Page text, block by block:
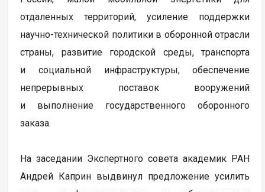
отдаленных территорий, усиление поддержки
научно-технической политики в оборонной отрасли
страны, развитие городской среды, транспорта
и социальной инфраструктуры, обеспечение
непрерывных поставок вооружений
и выполнение государственного оборонного
заказа.
На заседании Экспертного совета академик РАН
Андрей Каприн выдвинул предложение усилить